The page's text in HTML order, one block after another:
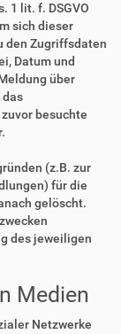
1 lit. f. DSGVO
sich dieser
den Zugriffsdaten
Datum und
über
das
besuchte
(z.B. zur
für die
gelöscht.
des jeweiligen
Medien
Netzwerke